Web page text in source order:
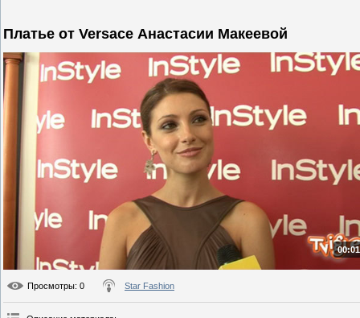
Платье от Versace Анастасии Макеевой
Просмотры: 0 Star Fashion